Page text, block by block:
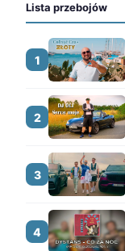
Lista przebojów
1
2
3
4